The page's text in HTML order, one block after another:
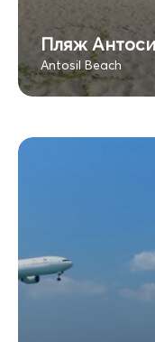
Пляж
Antosil Beach